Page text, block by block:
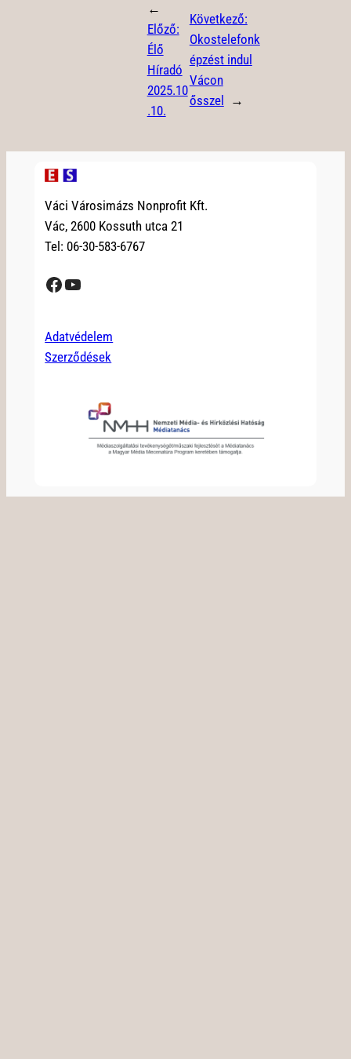
←
Előző:
Élő
Híradó
2025.10
.10.
Következő:
Okostelefonk
épzést indul
Vácon
ősszel
→
Váci Városimázs Nonprofit Kft.
Vác, 2600 Kossuth utca 21
Tel: 06-30-583-6767
Facebook YouTube
Adatvédelem
Szerződések